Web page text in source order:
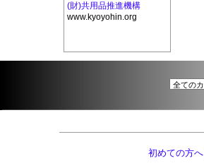
(財)共用品推進機構
www.kyoyohin.org
初めての方へ